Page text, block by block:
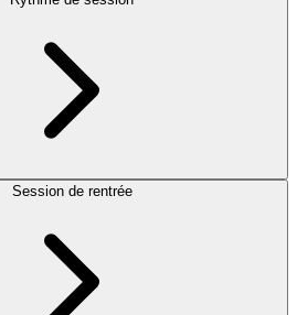
Session de rentrée